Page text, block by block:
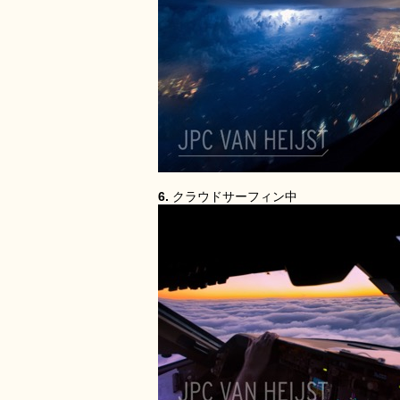
6. クラウドサーフィン中